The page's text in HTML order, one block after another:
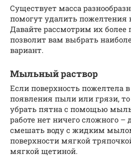
Существует масса
помогут удалить пожелтения
Давайте рассмотрим их более
позволит вам выбрать
вариант.
Мыльный раствор
Если поверхность пожелтела в
появления пыли или грязи,
убрать пятна с помощью
работе нет ничего сложного –
смешать воду с жидким
поверхности мягкой
мягкой щетиной.